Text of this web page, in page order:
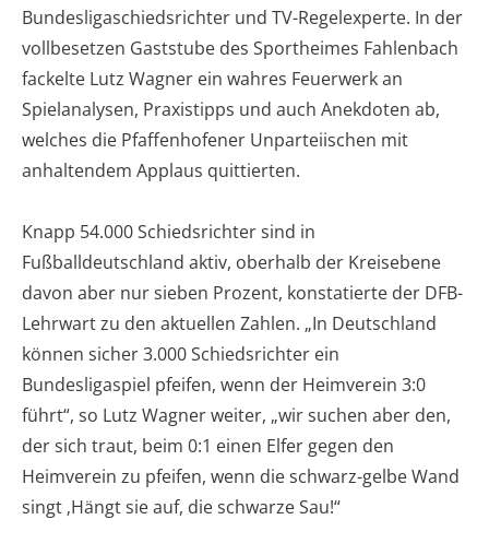
Bundesligaschiedsrichter und TV-Regelexperte. In der
vollbesetzen Gaststube des Sportheimes Fahlenbach
fackelte Lutz Wagner ein wahres Feuerwerk an
Spielanalysen, Praxistipps und auch Anekdoten ab,
welches die Pfaffenhofener Unparteiischen mit
anhaltendem Applaus quittierten.
Knapp 54.000 Schiedsrichter sind in
Fußballdeutschland aktiv, oberhalb der Kreisebene
davon aber nur sieben Prozent, konstatierte der DFB-
Lehrwart zu den aktuellen Zahlen. „In Deutschland
können sicher 3.000 Schiedsrichter ein
Bundesligaspiel pfeifen, wenn der Heimverein 3:0
führt“, so Lutz Wagner weiter, „wir suchen aber den,
der sich traut, beim 0:1 einen Elfer gegen den
Heimverein zu pfeifen, wenn die schwarz-gelbe Wand
singt ‚Hängt sie auf, die schwarze Sau!“